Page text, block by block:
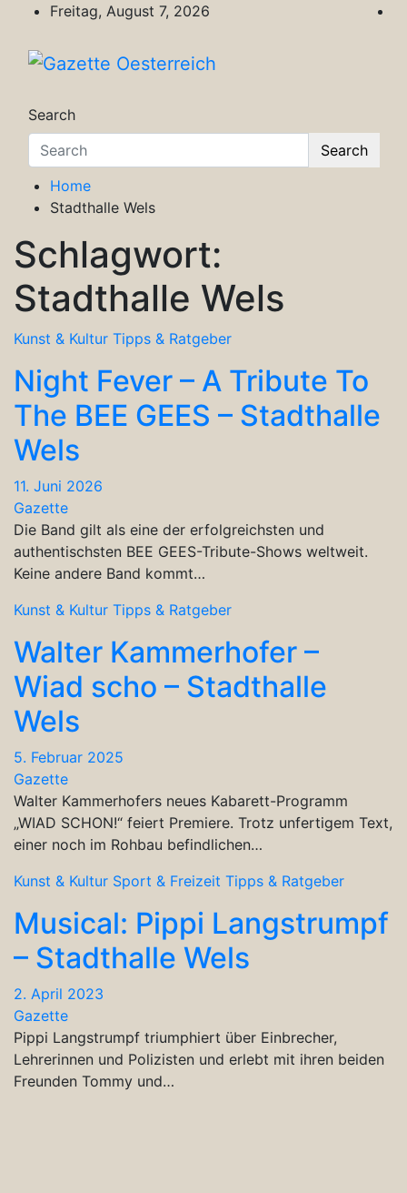
content
Freitag, August 7, 2026
Search
Search
Home
Stadthalle Wels
Schlagwort:
Stadthalle Wels
Kunst & Kultur Tipps & Ratgeber
Night Fever – A Tribute To
The BEE GEES – Stadthalle
Wels
11. Juni 2026
Gazette
Die Band gilt als eine der erfolgreichsten und
authentischsten BEE GEES-Tribute-Shows weltweit.
Keine andere Band kommt…
Kunst & Kultur Tipps & Ratgeber
Walter Kammerhofer –
Wiad scho – Stadthalle
Wels
5. Februar 2025
Gazette
Walter Kammerhofers neues Kabarett-Programm
„WIAD SCHON!“ feiert Premiere. Trotz unfertigem Text,
einer noch im Rohbau befindlichen…
Kunst & Kultur Sport & Freizeit Tipps & Ratgeber
Musical: Pippi Langstrumpf
– Stadthalle Wels
2. April 2023
Gazette
Pippi Langstrumpf triumphiert über Einbrecher,
Lehrerinnen und Polizisten und erlebt mit ihren beiden
Freunden Tommy und…